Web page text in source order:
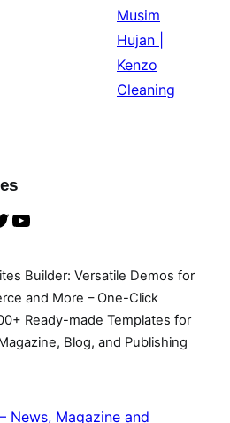
T
i
t
t
e
u
T
u
b
Builder: Versatile Demos for
and More – One-Click
Ready-made Templates for
Blog, and Publishing